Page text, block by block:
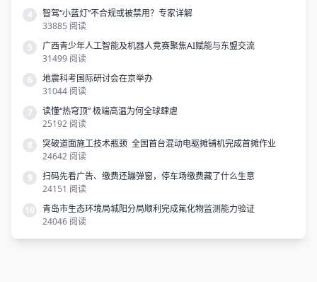
4
智驾“小蓝灯”不合规或被禁用？专家详解
33885 阅读
5
广西青少年人工智能及机器人竞赛聚焦AI赋能与东盟交流
31499 阅读
6
地震科考国际研讨会在京举办
31044 阅读
7
读懂“热穹顶” 极端高温为何全球肆虐
25192 阅读
8
突破道面施工技术瓶颈 全国首台混动电驱摊铺机完成首摊作业
24642 阅读
9
扫码先看广告、缴费还蹦弹窗，停车场缴费藏了什么生意
24151 阅读
10
青岛市生态环境局城阳分局顺利完成氟化物监测能力验证
24046 阅读